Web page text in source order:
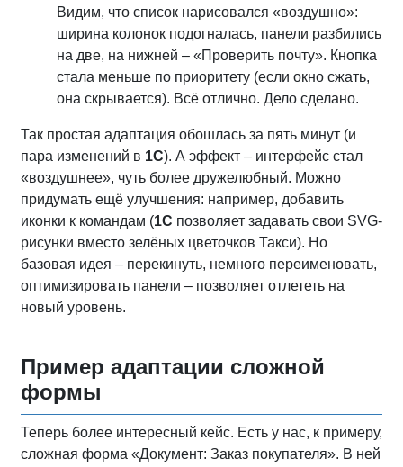
Видим, что список нарисовался «воздушно»:
ширина колонок подогналась, панели разбились
на две, на нижней – «Проверить почту». Кнопка
стала меньше по приоритету (если окно сжать,
она скрывается). Всё отлично. Дело сделано.
Так простая адаптация обошлась за пять минут (и
пара изменений в 1С). А эффект – интерфейс стал
«воздушнее», чуть более дружелюбный. Можно
придумать ещё улучшения: например, добавить
иконки к командам (1С позволяет задавать свои SVG-
рисунки вместо зелёных цветочков Такси). Но
базовая идея – перекинуть, немного переименовать,
оптимизировать панели – позволяет отлететь на
новый уровень.
Пример адаптации сложной
формы
Теперь более интересный кейс. Есть у нас, к примеру,
сложная форма «Документ: Заказ покупателя». В ней